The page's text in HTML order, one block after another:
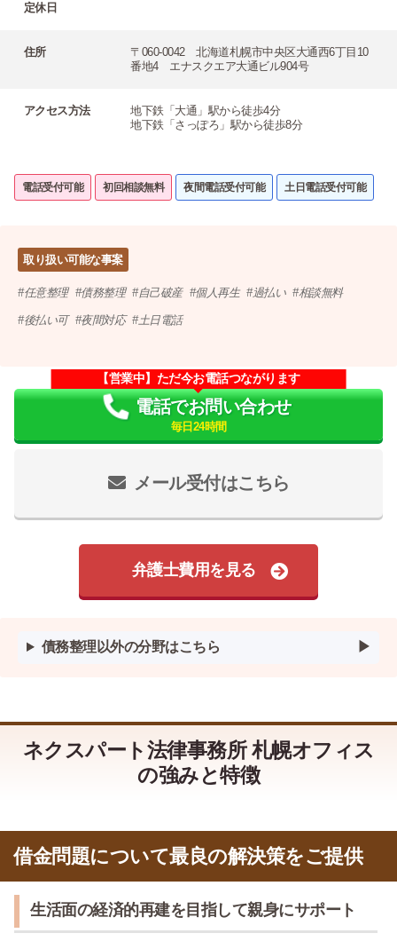
定休日
住所
〒060-0042 北海道札幌市中央区大通西6丁目10
番地4 エナスクエア大通ビル904号
アクセス方法
地下鉄「大通」駅から徒歩4分
地下鉄「さっぽろ」駅から徒歩8分
電話受付可能 初回相談無料 夜間電話受付可能 土日電話受付可能
取り扱い可能な事案
任意整理 債務整理 自己破産 個人再生 過払い 相談無料
後払い可 夜間対応 土日電話
メール受付はこちら
【営業中】ただ今お電話つながります
電話でお問い合わせ
毎日24時間
弁護士費用を見る
債務整理以外の分野はこちら
ネクスパート法律事務所 札幌オフィス
の強みと特徴
借金問題について最良の解決策をご提供
生活面の経済的再建を目指して親身にサポート